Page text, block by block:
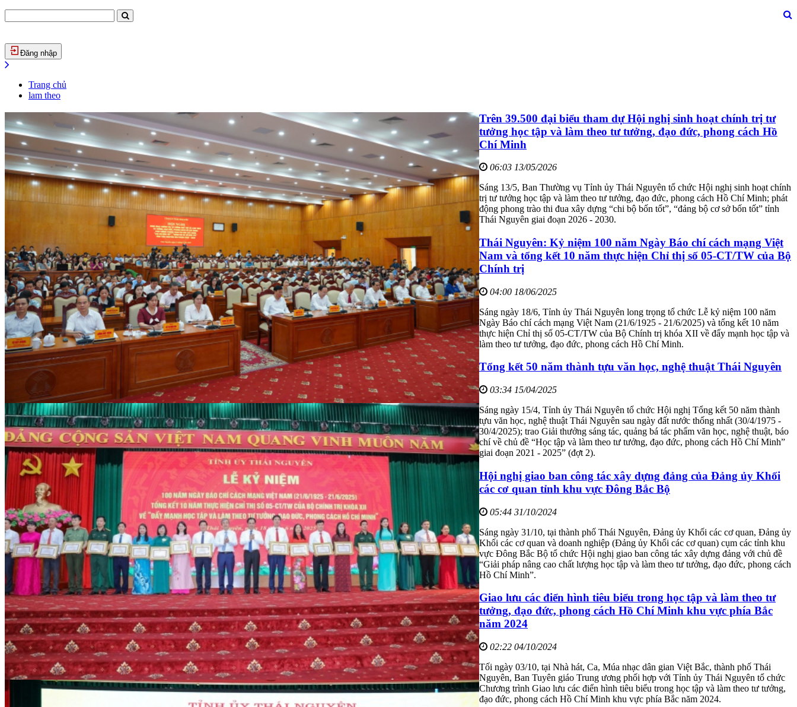
Đăng nhập
Trang chủ
lam theo
Trên 39.500 đại biểu tham dự Hội nghị sinh hoạt chính trị tư
tưởng học tập và làm theo tư tưởng, đạo đức, phong cách Hồ
Chí Minh
06:03 13/05/2026
Sáng 13/5, Ban Thường vụ Tỉnh ủy Thái Nguyên tổ chức Hội nghị sinh hoạt chính
trị tư tưởng học tập và làm theo tư tưởng, đạo đức, phong cách Hồ Chí Minh; phát
động phong trào thi đua xây dựng “chi bộ bốn tốt”, “đảng bộ cơ sở bốn tốt” tỉnh
Thái Nguyên giai đoạn 2026 - 2030.
Thái Nguyên: Kỷ niệm 100 năm Ngày Báo chí cách mạng Việt
Nam và tổng kết 10 năm thực hiện Chỉ thị số 05-CT/TW của Bộ
Chính trị
04:00 18/06/2025
Sáng ngày 18/6, Tỉnh ủy Thái Nguyên long trọng tổ chức Lễ kỷ niệm 100 năm
Ngày Báo chí cách mạng Việt Nam (21/6/1925 - 21/6/2025) và tổng kết 10 năm
thực hiện Chỉ thị số 05-CT/TW của Bộ Chính trị khóa XII về đẩy mạnh học tập và
làm theo tư tưởng, đạo đức, phong cách Hồ Chí Minh.
Tổng kết 50 năm thành tựu văn học, nghệ thuật Thái Nguyên
03:34 15/04/2025
Sáng ngày 15/4, Tỉnh ủy Thái Nguyên tổ chức Hội nghị Tổng kết 50 năm thành
tựu văn học, nghệ thuật Thái Nguyên sau ngày đất nước thống nhất (30/4/1975 -
30/4/2025); trao Giải thưởng sáng tác, quảng bá tác phẩm văn học, nghệ thuật, báo
chí về chủ đề “Học tập và làm theo tư tưởng, đạo đức, phong cách Hồ Chí Minh”
giai đoạn 2021 - 2025” (đợt 2).
Hội nghị giao ban công tác xây dựng đảng của Đảng ủy Khối
các cơ quan tỉnh khu vực Đông Bắc Bộ
05:44 31/10/2024
Sáng ngày 31/10, tại thành phố Thái Nguyên, Đảng ủy Khối các cơ quan, Đảng ủy
Khối các cơ quan và doanh nghiệp (Đảng ủy Khối các cơ quan) cụm các tỉnh khu
vực Đông Bắc Bộ tổ chức Hội nghị giao ban công tác xây dựng đảng với chủ đề
“Giải pháp nâng cao chất lượng học tập và làm theo tư tưởng, đạo đức, phong cách
Hồ Chí Minh”.
Giao lưu các điển hình tiêu biểu trong học tập và làm theo tư
tưởng, đạo đức, phong cách Hồ Chí Minh khu vực phía Bắc
năm 2024
02:22 04/10/2024
Tối ngày 03/10, tại Nhà hát, Ca, Múa nhạc dân gian Việt Bắc, thành phố Thái
Nguyên, Ban Tuyên giáo Trung ương phối hợp với Tỉnh ủy Thái Nguyên tổ chức
Chương trình Giao lưu các điển hình tiêu biểu trong học tập và làm theo tư tưởng,
đạo đức, phong cách Hồ Chí Minh khu vực phía Bắc năm 2024.